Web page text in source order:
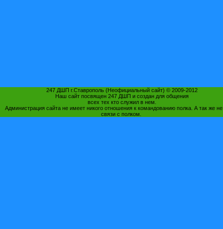
247 ДШП г.Ставрополь (Неофициальный сайт) © 2009-2012
Наш сайт посвящен 247 ДШП и создан для общения
всех тех кто служил в нем.
Администрация сайта не имеет никого отношения к командованию полка. А так же
связи с полком.